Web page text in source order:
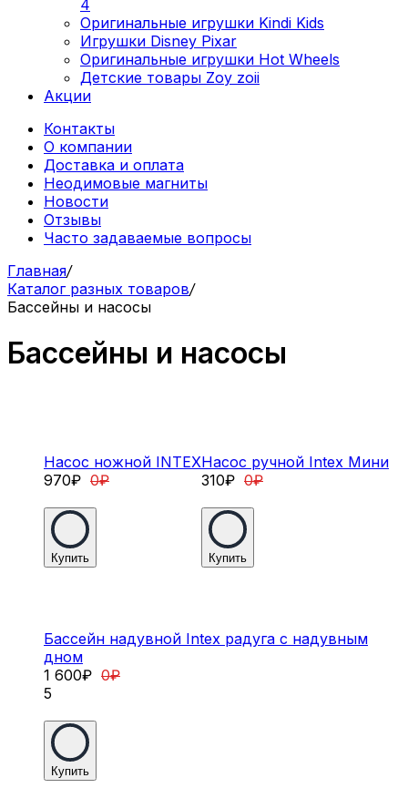
4
Оригинальные игрушки Kindi Kids
Игрушки Disney Pixar
Оригинальные игрушки Hot Wheels
Детские товары Zoy zoii
Акции
Контакты
О компании
Доставка и оплата
Неодимовые магниты
Новости
Отзывы
Часто задаваемые вопросы
Главная/
Каталог разных товаров/
Бассейны и насосы
Бассейны и насосы
Насос ножной INTEX
970₽ 0₽
Купить
Насос ручной Intex Мини
310₽ 0₽
Купить
Бассейн надувной Intex радуга с надувным
дном
1 600₽ 0₽
5
Купить